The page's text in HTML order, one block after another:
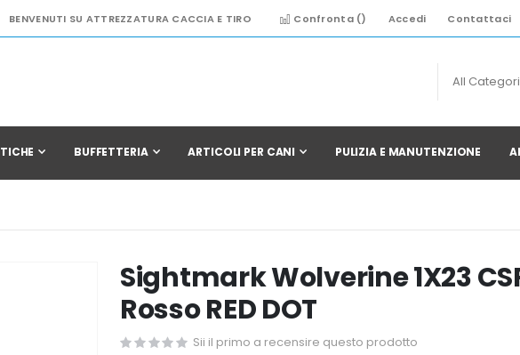
BENVENUTI SU ATTREZZATURA CACCIA E TIRO Confronta () Accedi Contattaci
BUFFETTERIA ARTICOLI PER CANI PULIZIA E MANUTENZIONE
Sightmark Wolverine 1X23
Rosso RED DOT
Sii il primo a recensire questo prodotto